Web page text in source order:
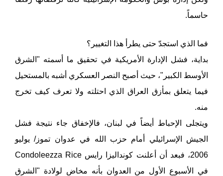
حاسماً.
فما الذي استجدّ حتى يطرأ هذا التغيير؟
بداية، فشل الإدارة الأمريكية في تحقيق ما أسمته "الشرق
الأوسط الكبير"، حيث أصبح النصر العسكري أشبه بالمستحيل
فيما يتعلق بمأزق العراق الذي احتلته ولا تعرف كيف تخرج
منه.
ويتجلى الإحباط أيضاً في لبنان، فالإخفاق جاء نتيجة فشل
الجيش الإسرائيلي أمام حزب الله في عدوان تموز/ يوليو
2006، فبعد أن أعلنت كونداليزا رايس Condoleezza Rice
في الأسبوع الأول من العدوان بأنه مخاض لولادة "الشرق